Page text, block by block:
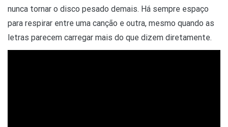
nunca tornar o disco pesado demais. Há sempre espaço
para respirar entre uma canção e outra, mesmo quando as
letras parecem carregar mais do que dizem diretamente.